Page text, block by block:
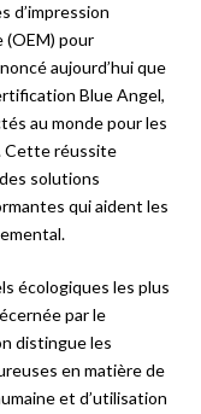
d’impression
(OEM) pour
aujourd’hui que
Blue Angel,
au monde pour les
Cette réussite
solutions
qui aident les
écologiques les plus
par le
distingue les
en matière de
et d’utilisation